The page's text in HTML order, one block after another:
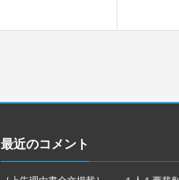
最近のコメント